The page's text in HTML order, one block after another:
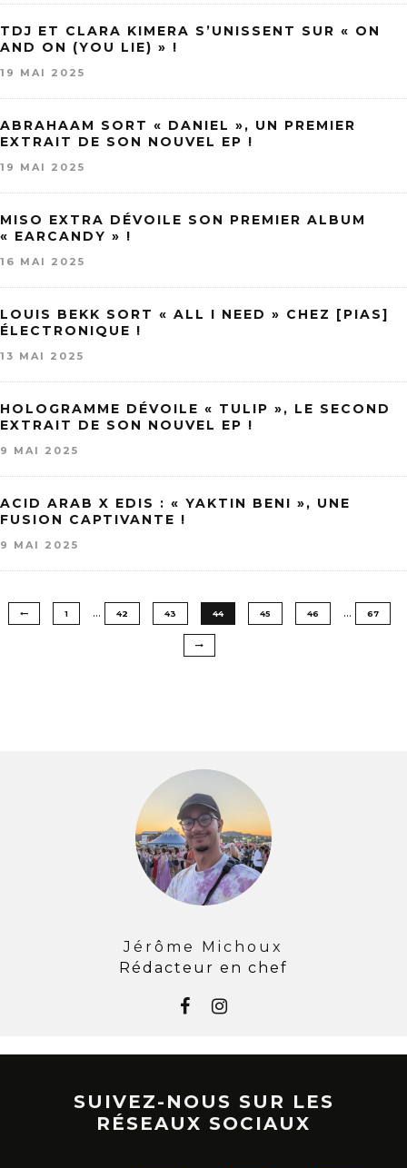
TDJ ET CLARA KIMERA S’UNISSENT SUR « ON
AND ON (YOU LIE) » !
19 MAI 2025
ABRAHAAM SORT « DANIEL », UN PREMIER
EXTRAIT DE SON NOUVEL EP !
19 MAI 2025
MISO EXTRA DÉVOILE SON PREMIER ALBUM
« EARCANDY » !
16 MAI 2025
LOUIS BEKK SORT « ALL I NEED » CHEZ [PIAS]
ÉLECTRONIQUE !
13 MAI 2025
HOLOGRAMME DÉVOILE « TULIP », LE SECOND
EXTRAIT DE SON NOUVEL EP !
9 MAI 2025
ACID ARAB X EDIS : « YAKTIN BENI », UNE
FUSION CAPTIVANTE !
9 MAI 2025
1 … 42 43 44 45 46 … 67
Jérôme Michoux
Rédacteur en chef
SUIVEZ-NOUS SUR LES
RÉSEAUX SOCIAUX